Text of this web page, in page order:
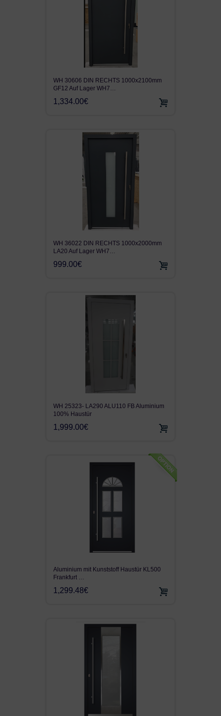
VON KUNDEN VERKAUFT
GEFRÄST
SEITENTEIL
KUNSTSTOFF HAUSTÜR
TERRASSENTÜR
LAGER FENSTER
WH 30606 DIN RECHTS 1000x2100mm
GF12 Auf Lager WH7…
1,334.00€
WH 36022 DIN RECHTS 1000x2000mm
LA20 Auf Lager WH7…
999.00€
WH 25323- LA290 ALU110 FB Aluminium
100% Haustür
1,999.00€
Aluminium mit Kunststoff Haustür KL500
Frankfurt …
1,299.48€